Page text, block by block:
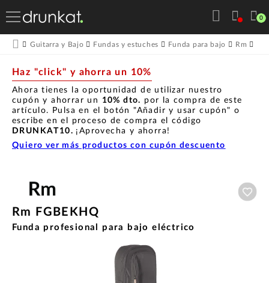
0
Guitarra y Bajo Fundas y estuches Funda para bajo Rm
Haz "click" y ahorra un 10%
Ahora tienes la oportunidad de utilizar nuestro
cupón y ahorrar un 10% dto. por la compra de este
artículo. Pulsa en el botón "Añadir y usar cupón" o
escribe en el proceso de compra el código
DRUNKAT10. ¡Aprovecha y ahorra!
Quiero ver más productos con cupón descuento
Rm FGBEKHQ
Funda profesional para bajo eléctrico